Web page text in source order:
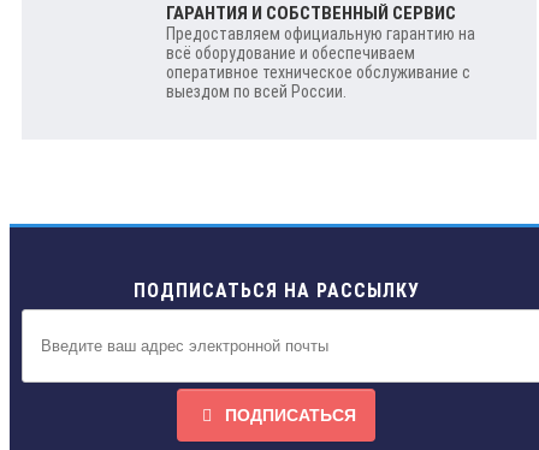
ГАРАНТИЯ И СОБСТВЕННЫЙ СЕРВИС
Предоставляем официальную гарантию на
всё оборудование и обеспечиваем
оперативное техническое обслуживание с
выездом по всей России.
ПОДПИСАТЬСЯ НА РАССЫЛКУ
ПОДПИСАТЬСЯ